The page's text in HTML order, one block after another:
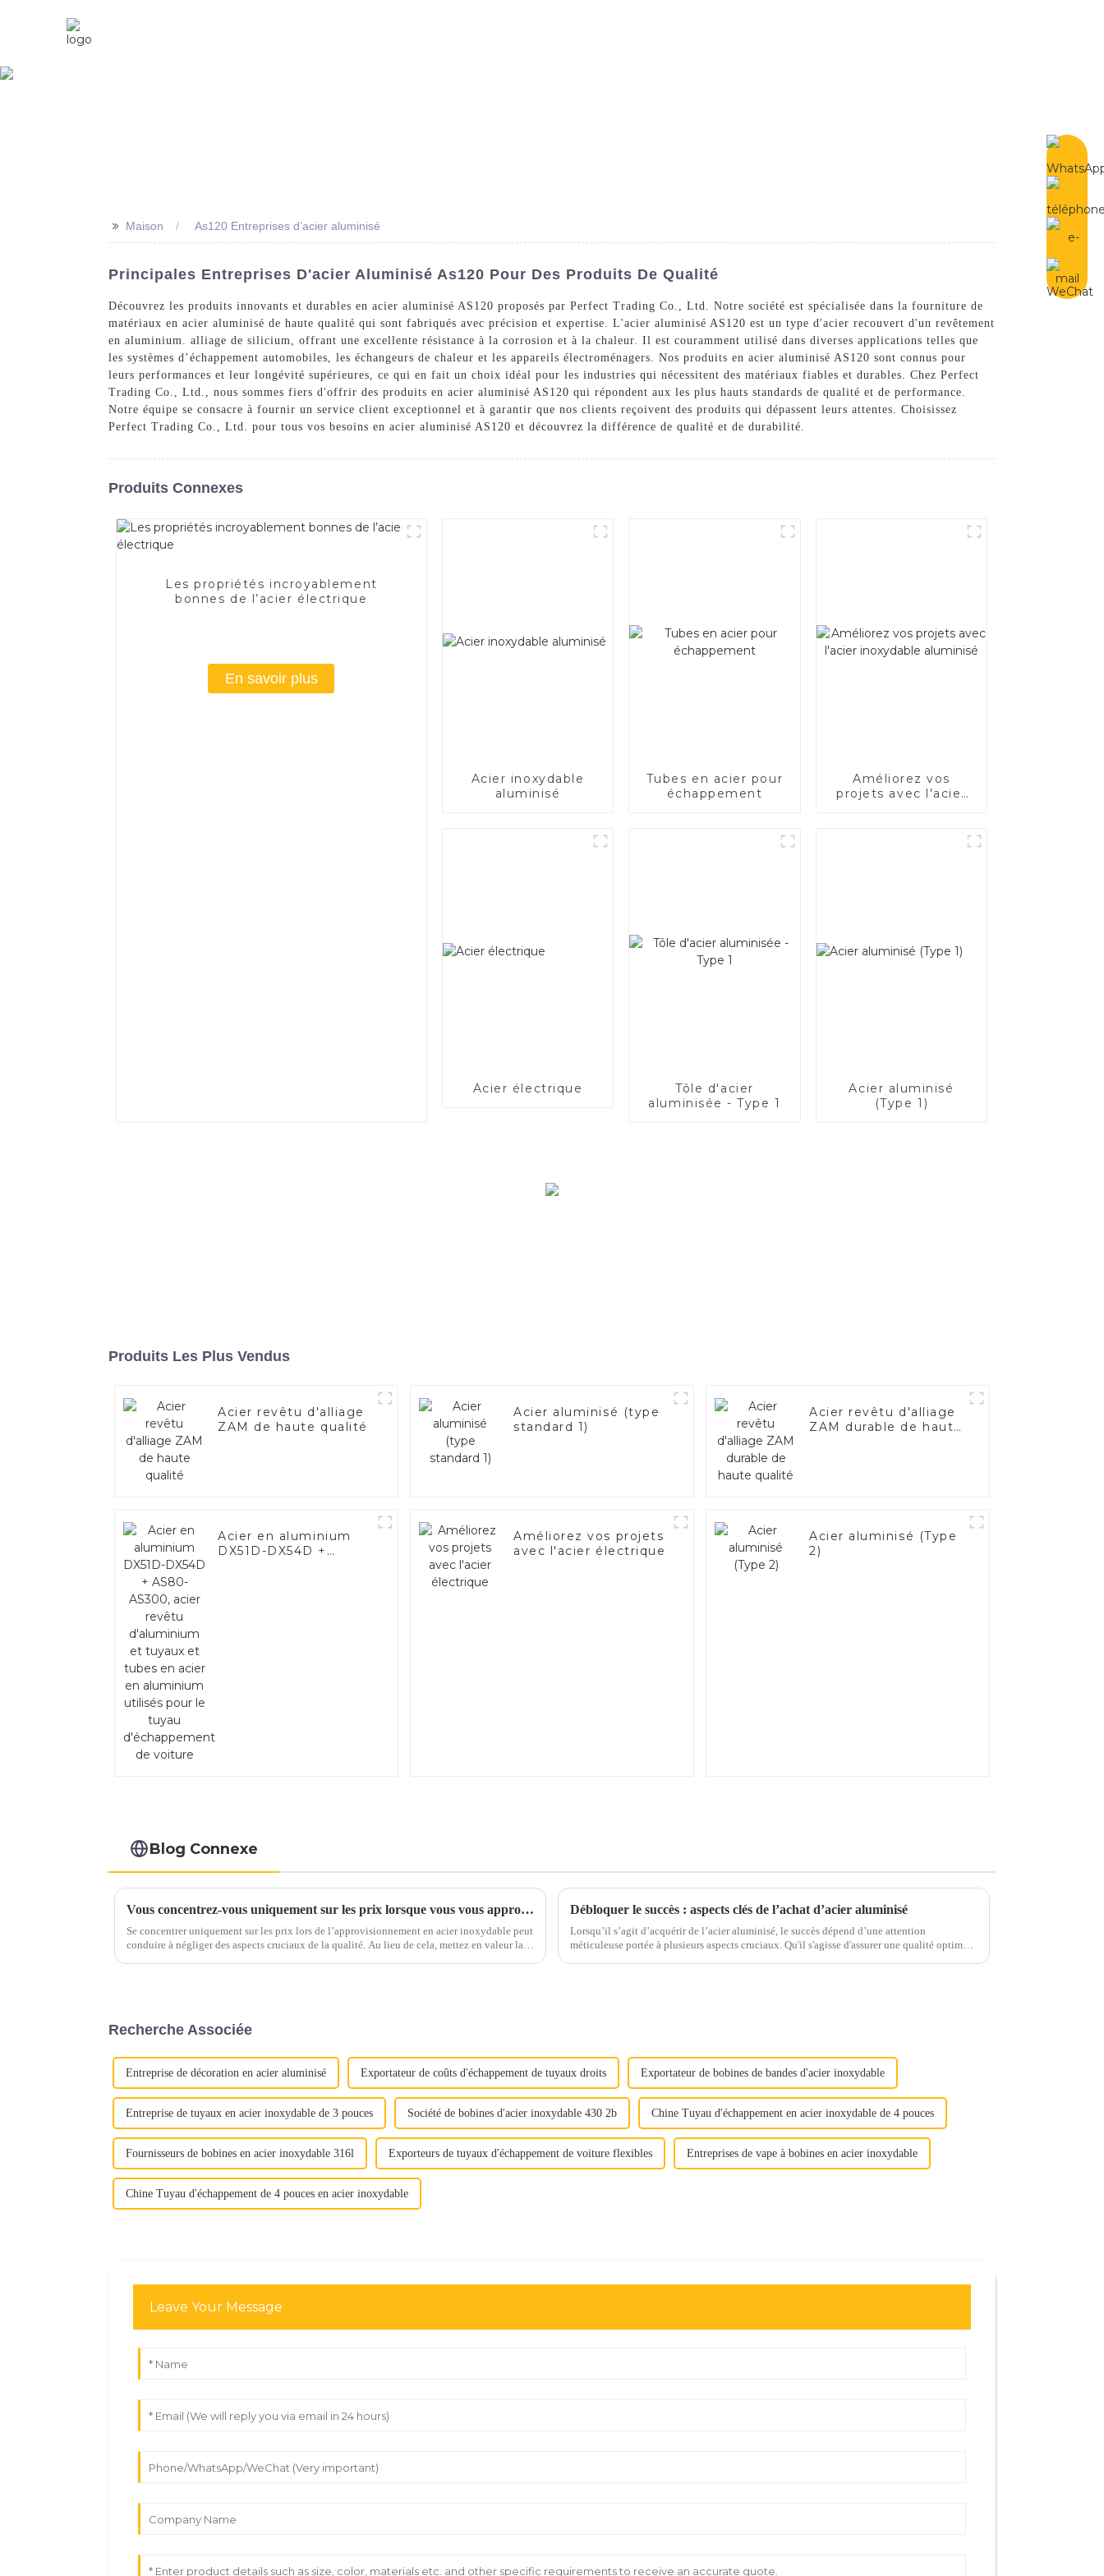
>> Maison As120 Entreprises d’acier aluminisé
Principales Entreprises D'acier Aluminisé As120 Pour Des Produits De Qualité
Découvrez les produits innovants et durables en acier aluminisé AS120 proposés par Perfect Trading Co., Ltd. Notre société est spécialisée dans la fourniture de
matériaux en acier aluminisé de haute qualité qui sont fabriqués avec précision et expertise. L'acier aluminisé AS120 est un type d'acier recouvert d'un revêtement
en aluminium. alliage de silicium, offrant une excellente résistance à la corrosion et à la chaleur. Il est couramment utilisé dans diverses applications telles que
les systèmes d’échappement automobiles, les échangeurs de chaleur et les appareils électroménagers. Nos produits en acier aluminisé AS120 sont connus pour
leurs performances et leur longévité supérieures, ce qui en fait un choix idéal pour les industries qui nécessitent des matériaux fiables et durables. Chez Perfect
Trading Co., Ltd., nous sommes fiers d'offrir des produits en acier aluminisé AS120 qui répondent aux les plus hauts standards de qualité et de performance.
Notre équipe se consacre à fournir un service client exceptionnel et à garantir que nos clients reçoivent des produits qui dépassent leurs attentes. Choisissez
Perfect Trading Co., Ltd. pour tous vos besoins en acier aluminisé AS120 et découvrez la différence de qualité et de durabilité.
Produits Connexes
Les propriétés incroyablement
bonnes de l’acier électrique
En savoir plus
Acier inoxydable
aluminisé
Tubes en acier pour
échappement
Améliorez vos
projets avec l'acier
Acier électrique
Tôle d'acier
aluminisée - Type 1
Acier aluminisé
(Type 1)
Produits Les Plus Vendus
Acier revêtu d'alliage
ZAM de haute qualité
Acier aluminisé (type
standard 1)
Acier revêtu d'alliage
ZAM durable de haute
Acier en aluminium
DX51D-DX54D +
Améliorez vos projets
avec l'acier électrique
Acier aluminisé (Type
2)
Blog Connexe
Vous concentrez-vous uniquement sur les prix lorsque vous vous approvisionnez en acier inoxydable ?
Se concentrer uniquement sur les prix lors de l’approvisionnement en acier inoxydable peut
conduire à négliger des aspects cruciaux de la qualité. Au lieu de cela, mettez en valeur la
Débloquer le succès : aspects clés de l’achat d’acier aluminisé
Lorsqu’il s’agit d’acquérir de l’acier aluminisé, le succès dépend d’une attention
méticuleuse portée à plusieurs aspects cruciaux. Qu'il s'agisse d'assurer une qualité optimale
Recherche Associée
Entreprise de décoration en acier aluminisé Exportateur de coûts d'échappement de tuyaux droits Exportateur de bobines de bandes d'acier inoxydable
Entreprise de tuyaux en acier inoxydable de 3 pouces Société de bobines d'acier inoxydable 430 2b Chine Tuyau d'échappement en acier inoxydable de 4 pouces
Fournisseurs de bobines en acier inoxydable 316l Exporteurs de tuyaux d'échappement de voiture flexibles Entreprises de vape à bobines en acier inoxydable
Chine Tuyau d'échappement de 4 pouces en acier inoxydable
Leave Your Message